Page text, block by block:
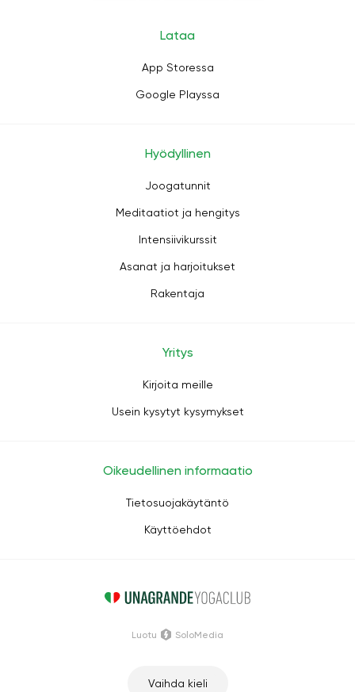
Lataa
App Storessa
Google Playssa
Hyödyllinen
Joogatunnit
Meditaatiot ja hengitys
Intensiivikurssit
Asanat ja harjoitukset
Rakentaja
Yritys
Kirjoita meille
Usein kysytyt kysymykset
Oikeudellinen informaatio
Tietosuojakäytäntö
Käyttöehdot
Vaihda kieli
Luotu SoloMedia